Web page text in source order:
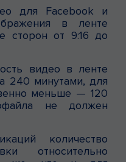
для Facebook и
в ленте
сторон от 9:16 до
видео в ленте
240 минутами, для
меньше — 120
не должен
количество
относительно